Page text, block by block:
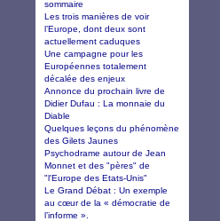
sommaire
Les trois manières de voir
l’Europe, dont deux sont
actuellement caduques
Une campagne pour les
Européennes totalement
décalée des enjeux
Annonce du prochain livre de
Didier Dufau : La monnaie du
Diable
Quelques leçons du phénomène
des Gilets Jaunes
Psychodrame autour de Jean
Monnet et des "pères" de
"l'Europe des Etats-Unis"
Le Grand Débat : Un exemple
au cœur de la « démocratie de
l’informe ».